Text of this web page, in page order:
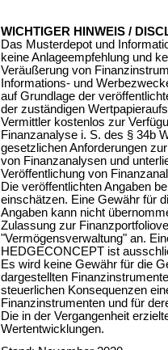
WICHTIGER HINWEIS /
Das Musterdepot und
keine Anlageempfehlung und
Veräußerung von
Informations- und
auf Grundlage der
der zuständigen
Vermittler kostenlos zur
Finanzanalyse i. S. des § 34b
gesetzlichen Anforderungen
von Finanzanalysen und
Veröffentlichung von
Die veröffentlichten Angaben
einschätzen. Eine Gewähr für
Angaben kann nicht
Zulassung zur
"Vermögensverwaltung" an.
HEDGECONCEPT ist
Es wird keine Gewähr für die
dargestellten
steuerlichen Konsequenzen
Finanzinstrumenten und für
Die in der Vergangenheit
Wertentwicklungen.